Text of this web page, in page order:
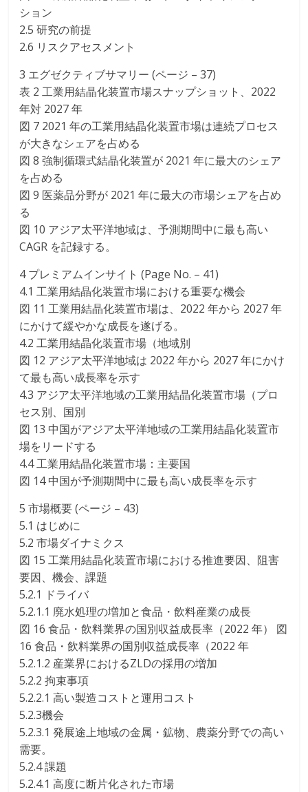
ション
2.5 研究の前提
2.6 リスクアセスメント
3 エグゼクティブサマリー (ページ – 37)
表 2 工業用結晶化装置市場スナップショット、2022
年対 2027 年
図 7 2021 年の工業用結晶化装置市場は連続プロセス
が大きなシェアを占める
図 8 強制循環式結晶化装置が 2021 年に最大のシェア
を占める
図 9 医薬品分野が 2021 年に最大の市場シェアを占め
る
図 10 アジア太平洋地域は、予測期間中に最も高い
CAGR を記録する。
4 プレミアムインサイト (Page No. – 41)
4.1 工業用結晶化装置市場における重要な機会
図 11 工業用結晶化装置市場は、2022 年から 2027 年
にかけて緩やかな成長を遂げる。
4.2 工業用結晶化装置市場（地域別
図 12 アジア太平洋地域は 2022 年から 2027 年にかけ
て最も高い成長率を示す
4.3 アジア太平洋地域の工業用結晶化装置市場（プロ
セス別、国別
図 13 中国がアジア太平洋地域の工業用結晶化装置市
場をリードする
4.4 工業用結晶化装置市場：主要国
図 14 中国が予測期間中に最も高い成長率を示す
5 市場概要 (ページ – 43)
5.1 はじめに
5.2 市場ダイナミクス
図 15 工業用結晶化装置市場における推進要因、阻害
要因、機会、課題
5.2.1 ドライバ
5.2.1.1 廃水処理の増加と食品・飲料産業の成長
図 16 食品・飲料業界の国別収益成長率（2022 年） 図
16 食品・飲料業界の国別収益成長率（2022 年
5.2.1.2 産業界におけるZLDの採用の増加
5.2.2 拘束事項
5.2.2.1 高い製造コストと運用コスト
5.2.3機会
5.2.3.1 発展途上地域の金属・鉱物、農薬分野での高い
需要。
5.2.4 課題
5.2.4.1 高度に断片化された市場